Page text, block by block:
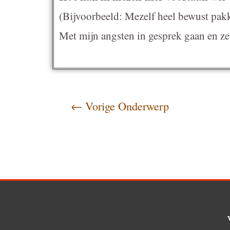
(Bijvoorbeeld: Mezelf heel bewust
Met mijn angsten in gesprek gaan en
← Vorige Onderwerp